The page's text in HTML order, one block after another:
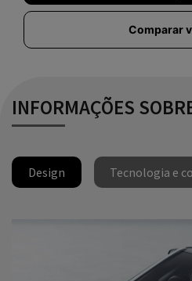
Comparar
INFORMAÇÕES
Design Tecnologia e